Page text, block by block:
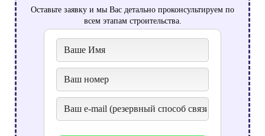
Оставьте заявку и мы Вас детально проконсультируем по
всем этапам строительства.